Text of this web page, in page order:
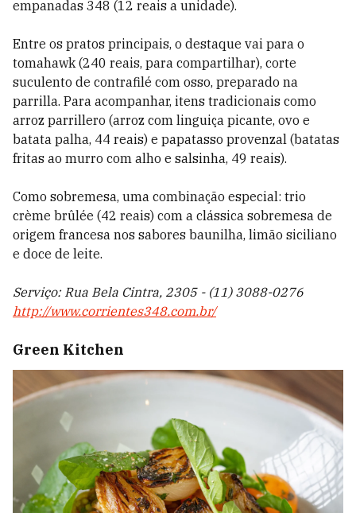
empanadas 348 (12 reais a unidade).
Entre os pratos principais, o destaque vai para o
tomahawk (240 reais, para compartilhar), corte
suculento de contrafilé com osso, preparado na
parrilla. Para acompanhar, itens tradicionais como
arroz parrillero (arroz com linguiça picante, ovo e
batata palha, 44 reais) e papatasso provenzal (batatas
fritas ao murro com alho e salsinha, 49 reais).
Como sobremesa, uma combinação especial: trio
crème brûlée (42 reais) com a clássica sobremesa de
origem francesa nos sabores baunilha, limão siciliano
e doce de leite.
Serviço: Rua Bela Cintra, 2305 - (11) 3088-0276
http://www.corrientes348.com.br/
Green Kitchen